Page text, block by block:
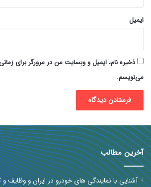
ایمیل
ذخیره نام، ایمیل و وبسایت من در مرورگر برای
می‌نویسم.
آخرین مطالب
آشنایی با نمایندگی های خودرو در ایران و وظایف و